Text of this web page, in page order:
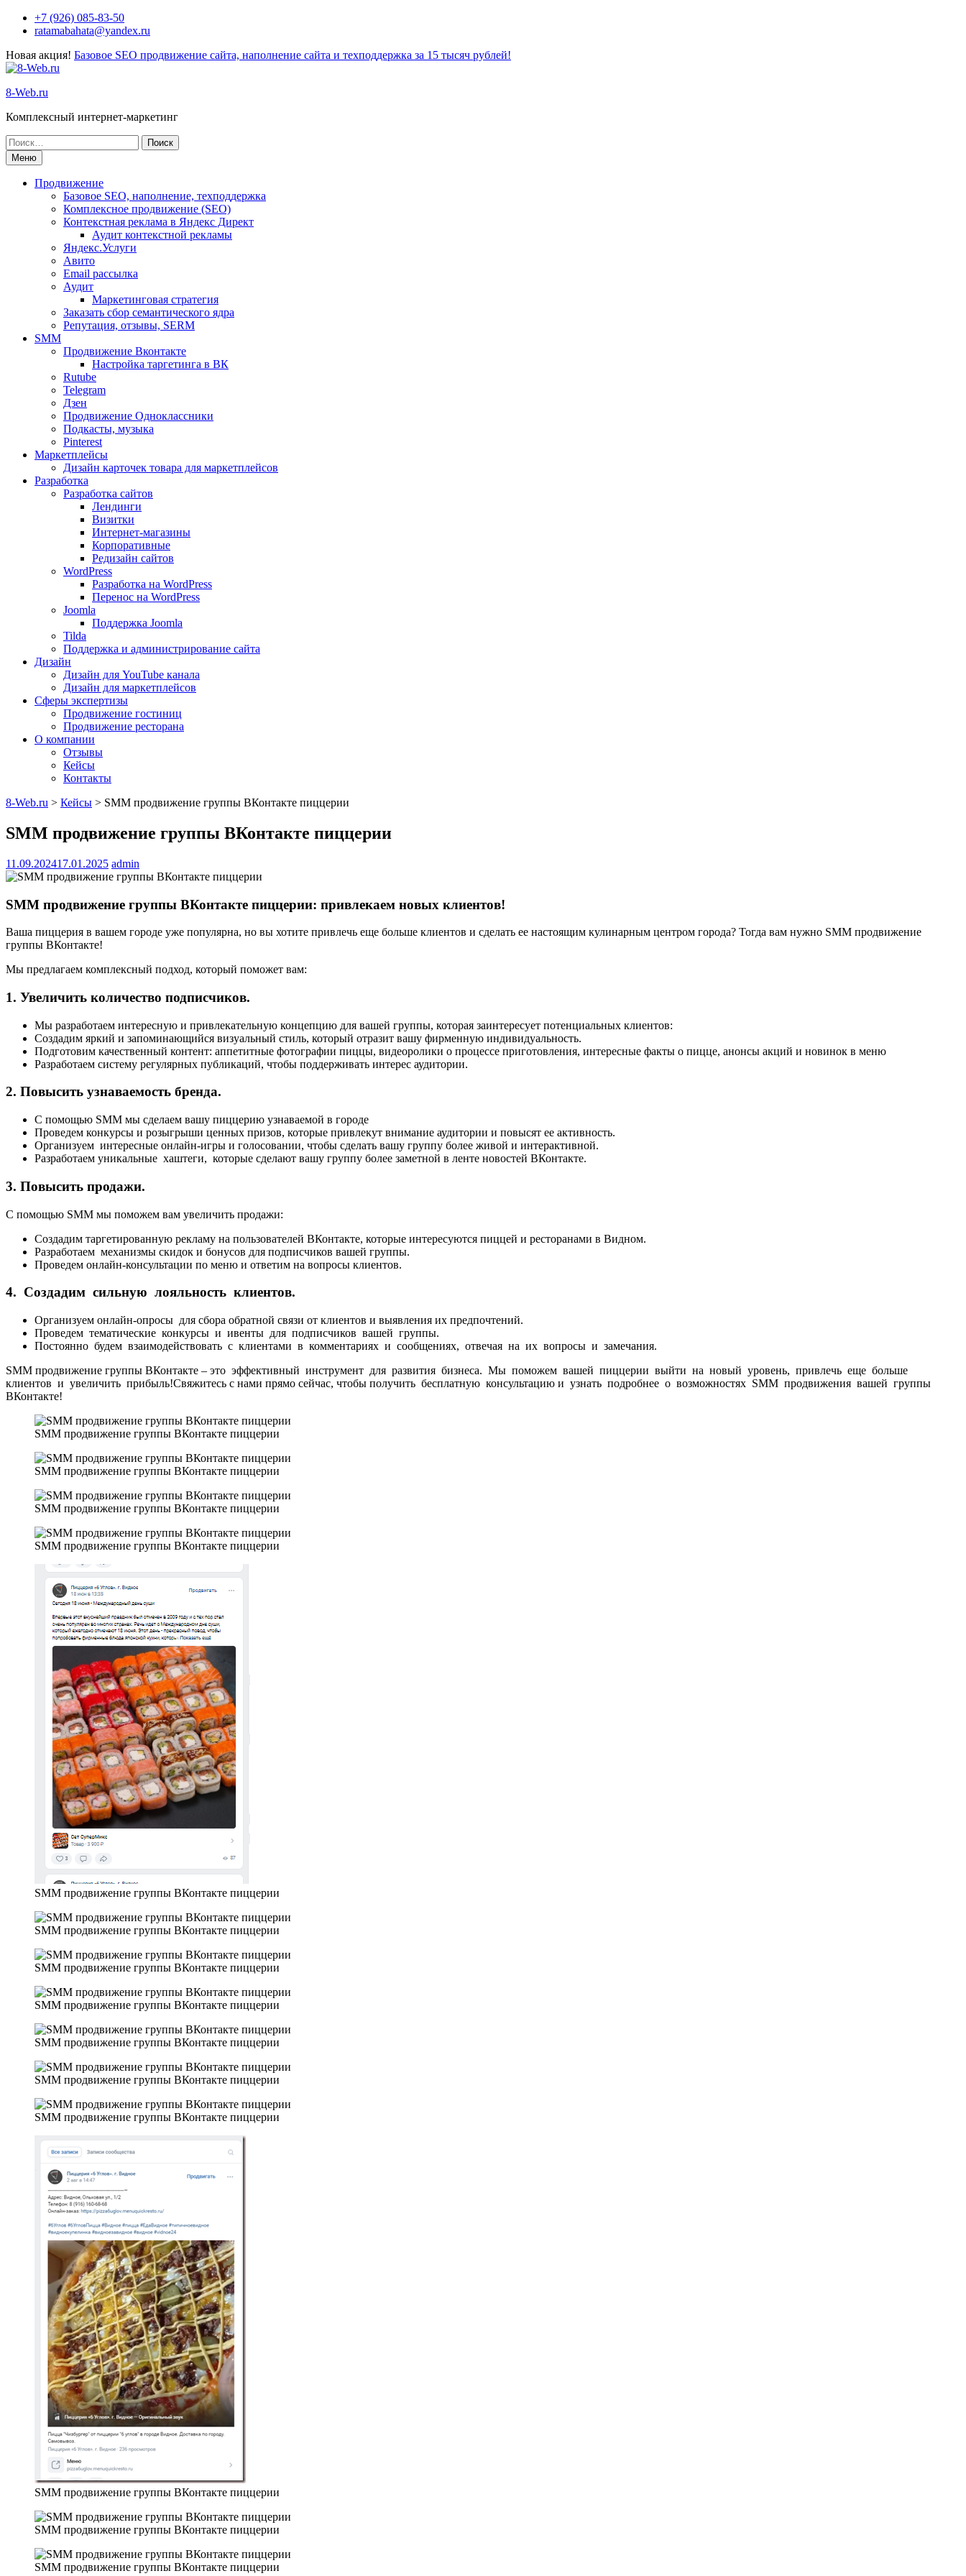
+7 (926) 085-83-50
ratamabahata@yandex.ru
Новая акция! Базовое SEO продвижение сайта, наполнение сайта и техподдержка за 15 тысяч рублей!
8-Web.ru
Комплексный интернет-маркетинг
Меню
Продвижение
Базовое SEO, наполнение, техподдержка
Комплексное продвижение (SEO)
Контекстная реклама в Яндекс Директ
Аудит контекстной рекламы
Яндекс.Услуги
Авито
Email рассылка
Аудит
Маркетинговая стратегия
Заказать сбор семантического ядра
Репутация, отзывы, SERM
SMM
Продвижение Вконтакте
Настройка таргетинга в ВК
Rutube
Telegram
Дзен
Продвижение Одноклассники
Подкасты, музыка
Pinterest
Маркетплейсы
Дизайн карточек товара для маркетплейсов
Разработка
Разработка сайтов
Лендинги
Визитки
Интернет-магазины
Корпоративные
Редизайн сайтов
WordPress
Разработка на WordPress
Перенос на WordPress
Joomla
Поддержка Joomla
Tilda
Поддержка и администрирование сайта
Дизайн
Дизайн для YouTube канала
Дизайн для маркетплейсов
Сферы экспертизы
Продвижение гостиниц
Продвижение ресторана
О компании
Отзывы
Кейсы
Контакты
8-Web.ru > Кейсы > SMM продвижение группы ВКонтакте пиццерии
SMM продвижение группы ВКонтакте пиццерии
11.09.202417.01.2025 admin
SMM продвижение группы ВКонтакте пиццерии: привлекаем новых клиентов!
Ваша пиццерия в вашем городе уже популярна, но вы хотите привлечь еще больше клиентов и сделать ее настоящим кулинарным центром города? Тогда вам нужно SMM продвижение
группы ВКонтакте!
Мы предлагаем комплексный подход, который поможет вам:
1. Увеличить количество подписчиков.
Мы разработаем интересную и привлекательную концепцию для вашей группы, которая заинтересует потенциальных клиентов:
Создадим яркий и запоминающийся визуальный стиль, который отразит вашу фирменную индивидуальность.
Подготовим качественный контент: аппетитные фотографии пиццы, видеоролики о процессе приготовления, интересные факты о пицце, анонсы акций и новинок в меню
Разработаем систему регулярных публикаций, чтобы поддерживать интерес аудитории.
2. Повысить узнаваемость бренда.
С помощью SMM мы сделаем вашу пиццерию узнаваемой в городе
Проведем конкурсы и розыгрыши ценных призов, которые привлекут внимание аудитории и повысят ее активность.
Организуем интересные онлайн-игры и голосовании, чтобы сделать вашу группу более живой и интерактивной.
Разработаем уникальные хаштеги, которые сделают вашу группу более заметной в ленте новостей ВКонтакте.
3. Повысить продажи.
С помощью SMM мы поможем вам увеличить продажи:
Создадим таргетированную рекламу на пользователей ВКонтакте, которые интересуются пиццей и ресторанами в Видном.
Разработаем механизмы скидок и бонусов для подписчиков вашей группы.
Проведем онлайн-консультации по меню и ответим на вопросы клиентов.
4. Создадим сильную лояльность клиентов.
Организуем онлайн-опросы для сбора обратной связи от клиентов и выявления их предпочтений.
Проведем тематические конкурсы и ивенты для подписчиков вашей группы.
Постоянно будем взаимодействовать с клиентами в комментариях и сообщениях, отвечая на их вопросы и замечания.
SMM продвижение группы ВКонтакте – это эффективный инструмент для развития бизнеса. Мы поможем вашей пиццерии выйти на новый уровень, привлечь еще больше
клиентов и увеличить прибыль!Свяжитесь с нами прямо сейчас, чтобы получить бесплатную консультацию и узнать подробнее о возможностях SMM продвижения вашей группы
ВКонтакте!
SMM продвижение группы ВКонтакте пиццерии
SMM продвижение группы ВКонтакте пиццерии
SMM продвижение группы ВКонтакте пиццерии
SMM продвижение группы ВКонтакте пиццерии
SMM продвижение группы ВКонтакте пиццерии
SMM продвижение группы ВКонтакте пиццерии
SMM продвижение группы ВКонтакте пиццерии
SMM продвижение группы ВКонтакте пиццерии
SMM продвижение группы ВКонтакте пиццерии
SMM продвижение группы ВКонтакте пиццерии
SMM продвижение группы ВКонтакте пиццерии
SMM продвижение группы ВКонтакте пиццерии
SMM продвижение группы ВКонтакте пиццерии
SMM продвижение группы ВКонтакте пиццерии